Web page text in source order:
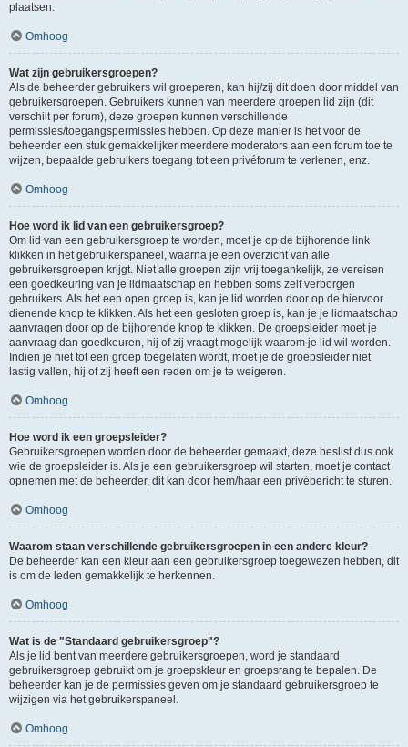
plaatsen.
Omhoog
Wat zijn gebruikersgroepen?
Als de beheerder gebruikers wil groeperen, kan hij/zij dit doen door middel van
gebruikersgroepen. Gebruikers kunnen van meerdere groepen lid zijn (dit
verschilt per forum), deze groepen kunnen verschillende
permissies/toegangspermissies hebben. Op deze manier is het voor de
beheerder een stuk gemakkelijker meerdere moderators aan een forum toe te
wijzen, bepaalde gebruikers toegang tot een privéforum te verlenen, enz.
Omhoog
Hoe word ik lid van een gebruikersgroep?
Om lid van een gebruikersgroep te worden, moet je op de bijhorende link
klikken in het gebruikerspaneel, waarna je een overzicht van alle
gebruikersgroepen krijgt. Niet alle groepen zijn vrij toegankelijk, ze vereisen
een goedkeuring van je lidmaatschap en hebben soms zelf verborgen
gebruikers. Als het een open groep is, kan je lid worden door op de hiervoor
dienende knop te klikken. Als het een gesloten groep is, kan je je lidmaatschap
aanvragen door op de bijhorende knop te klikken. De groepsleider moet je
aanvraag dan goedkeuren, hij of zij vraagt mogelijk waarom je lid wil worden.
Indien je niet tot een groep toegelaten wordt, moet je de groepsleider niet
lastig vallen, hij of zij heeft een reden om je te weigeren.
Omhoog
Hoe word ik een groepsleider?
Gebruikersgroepen worden door de beheerder gemaakt, deze beslist dus ook
wie de groepsleider is. Als je een gebruikersgroep wil starten, moet je contact
opnemen met de beheerder, dit kan door hem/haar een privébericht te sturen.
Omhoog
Waarom staan verschillende gebruikersgroepen in een andere kleur?
De beheerder kan een kleur aan een gebruikersgroep toegewezen hebben, dit
is om de leden gemakkelijk te herkennen.
Omhoog
Wat is de "Standaard gebruikersgroep"?
Als je lid bent van meerdere gebruikersgroepen, word je standaard
gebruikersgroep gebruikt om je groepskleur en groepsrang te bepalen. De
beheerder kan je de permissies geven om je standaard gebruikersgroep te
wijzigen via het gebruikerspaneel.
Omhoog